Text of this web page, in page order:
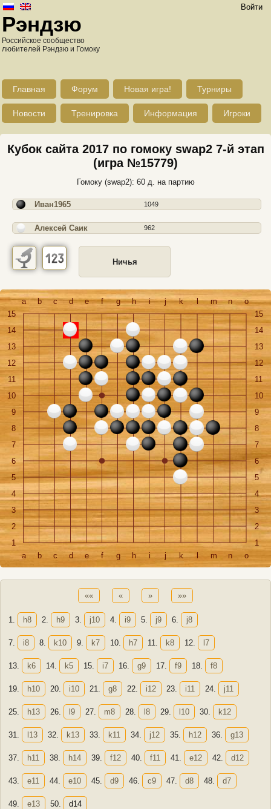
Войти
Рэндзю
Российское сообщество
любителей Рэндзю и Гомоку
Главная Форум Новая игра! Турниры
Новости Тренировка Информация Игроки
Кубок сайта 2017 по гомоку swap2 7-й этап
(игра №15779)
Гомоку (swap2): 60 д. на партию
Иван1965 1049
Алексей Саик 962
Ничья
a b c d e f g h i j k l m n
o
15
15
14
14
13
13
12
12
11
11
10
10
9
9
8
8
7
7
6
6
5
5
4
4
3
3
2
2
1
1
a
b c d e f g h i j k m n o
«« « » »»
1. h8 2. h9 3. j10 4. i9 5. j9 6. j8
7. i8 8. k10 9. k7 10. h7 11. k8 12. l7
13. k6 14. k5 15. i7 16. g9 17. f9 18. f8
19. h10 20. i10 21. g8 22. i12 23. i11 24. j11
25. h13 26. l9 27. m8 28. l8 29. l10 30. k12
31. l13 32. k13 33. k11 34. j12 35. h12 36. g13
37. h11 38. h14 39. f12 40. f11 41. e12 42. d12
43. e11 44. e10 45. d9 46. c9 47. d8 48. d7
49. e13 50. d14